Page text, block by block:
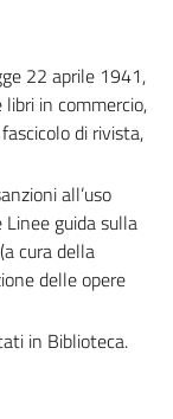
22 aprile 1941,
in commercio,
di rivista,
all’uso
guida sulla
cura della
delle opere
in Biblioteca.